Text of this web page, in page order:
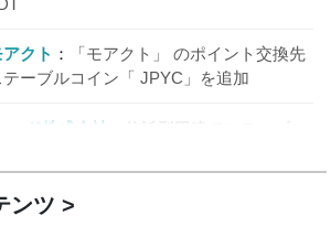
クト
「モアクト」 のポイント交換先
ーブルコイン「 JPYC」を追加
ード株式会社
信託型円建てステーブル
ンツ